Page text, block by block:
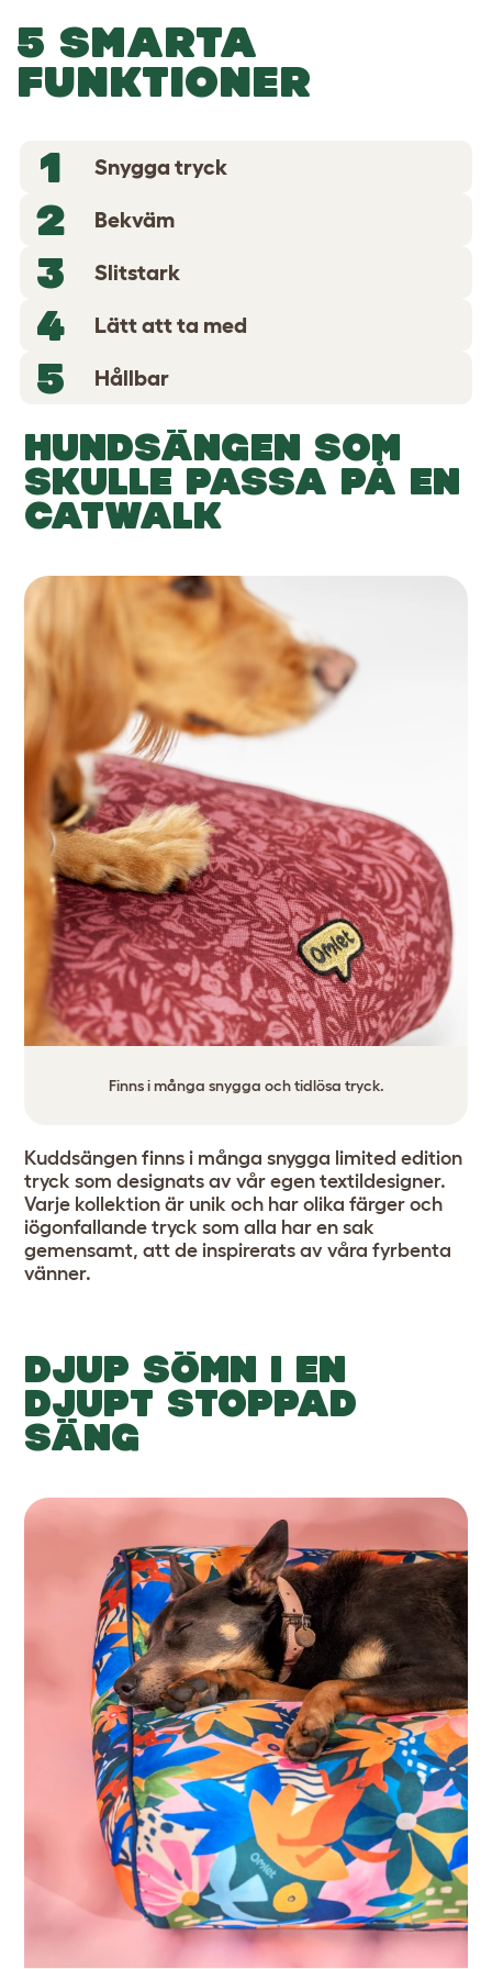
5 SMARTA
FUNKTIONER
1
Snygga tryck
2 Bekväm
3 Slitstark
4 Lätt att ta med
5 Hållbar
HUNDSÄNGEN SOM
SKULLE PASSA PÅ EN
CATWALK
Finns i många snygga och tidlösa tryck.
Kuddsängen finns i många snygga limited edition
tryck som designats av vår egen textildesigner.
Varje kollektion är unik och har olika färger och
iögonfallande tryck som alla har en sak
gemensamt, att de inspirerats av våra fyrbenta
vänner.
DJUP SÖMN I EN
DJUPT STOPPAD
SÄNG